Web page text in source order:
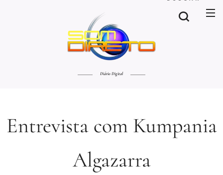
Diário Digital
Entrevista com Kumpania
Algazarra